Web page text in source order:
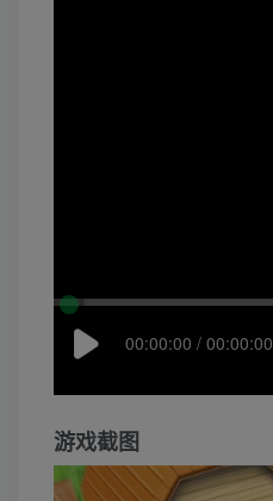
00:00:00 / 00:00:00
游戏截图